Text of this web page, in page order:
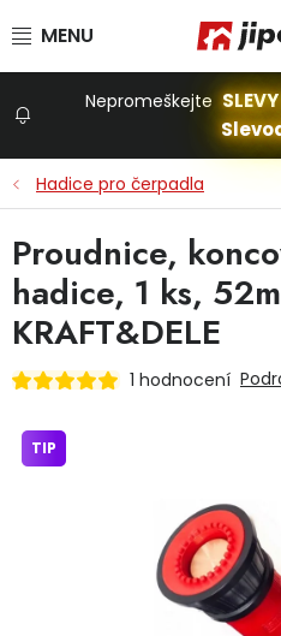
Stavba a dům
Dílna
Dětská hřiště
Nepromeškejte
Hadice pro čerpadla
Proudnice,
hadice, 1 ks,
KRAFT&DELE
1 hodnocení
TIP